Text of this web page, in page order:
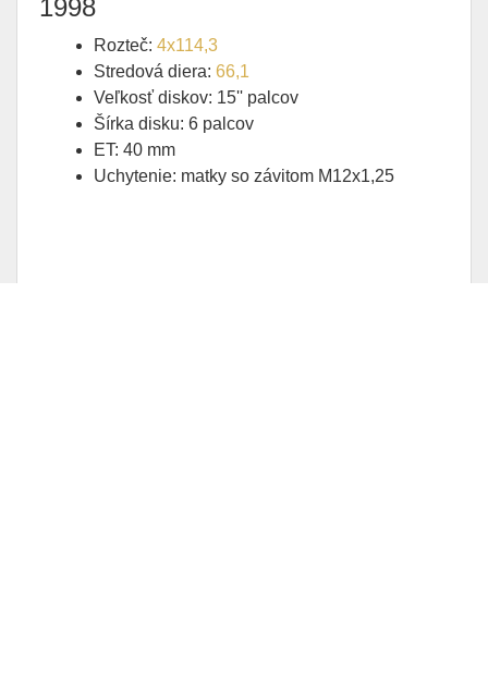
1998
Rozteč: 4x114,3
Stredová diera: 66,1
Veľkosť diskov: 15'' palcov
Šírka disku: 6 palcov
ET: 40 mm
Uchytenie: matky so závitom M12x1,25